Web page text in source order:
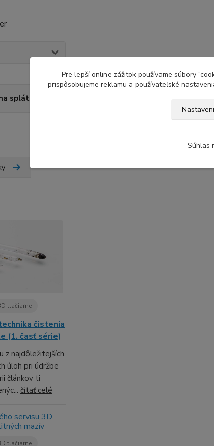
splátky
tlačiarne
čistenia
(1. časť série)
z najdôležitejších,
úloh pri údržbe
článkov ti
čítať celé
tlačiarne
Pre lepší online zážitok používame súbory
prispôsobujeme reklamu a používateľské
Súhlas